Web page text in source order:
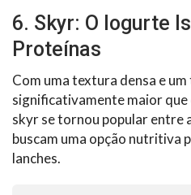
6. Skyr: O Iogurte
Proteínas
Com uma textura densa e
significativamente maior
skyr se tornou popular entre
buscam uma opção nutritiva
lanches.